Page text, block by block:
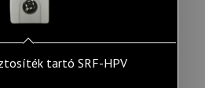
tartó SRF-HPV